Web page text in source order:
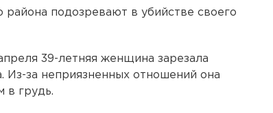
подозревают в убийстве своего
39-летняя женщина зарезала
Из-за неприязненных отношений она
в грудь.